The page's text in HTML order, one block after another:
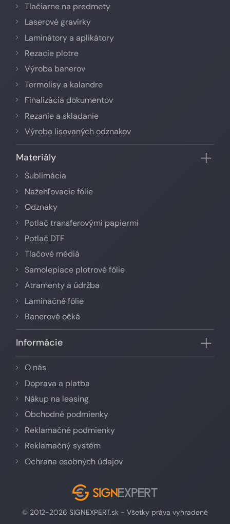
Tlačiarne na predmety
Laserové gravírky
Laminátory a aplikátory
Rezacie plotre
Výroba banerov
Termolisy a kalandre
Finalizácia dokumentov
Rezanie a skladanie
Výroba lisovaných odznakov
Materiály
Sublimácia
Nažehľovacie fólie
Odznaky
Potlač transferovými papiermi
Potlač DTF
Tlačové médiá
Samolepiace plotrové fólie
Atramenty a údržba
Laminačné fólie
Banerové očká
Informácie
O nás
Doprava a platba
Nákup na leasing
Obchodné podmienky
Reklamačné podmienky
Reklamačný systém
Ochrana osobných údajov
© 2012-2026 SIGNEXPERT.sk - Všetky práva vyhradené